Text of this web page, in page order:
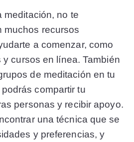
meditación, no te
muchos recursos
a comenzar, como
cursos en línea. También
de meditación en tu
compartir tu
personas y recibir apoyo.
una técnica que se
y preferencias, y